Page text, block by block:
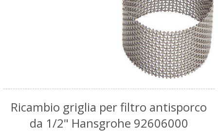
Ricambio griglia per filtro antisporco
da 1/2" Hansgrohe 92606000